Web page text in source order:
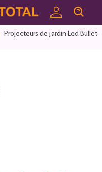
Projecteurs de jardin Led Bullet